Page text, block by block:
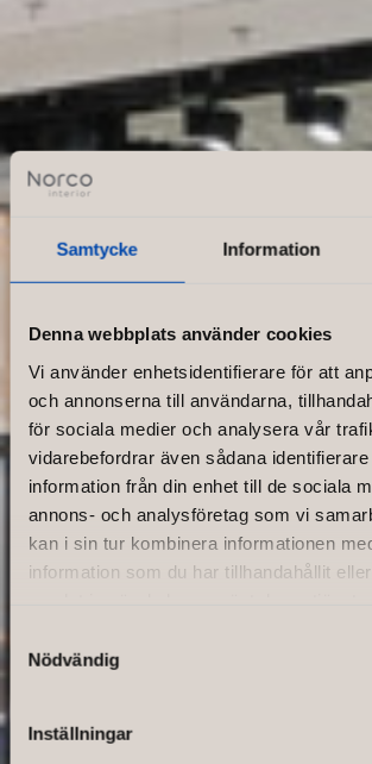
Samtycke Information
Denna webbplats använder cookies
Vi använder enhetsidentifierare för att
och annonserna till användarna,
för sociala medier och analysera vår
vidarebefordrar även sådana
information från din enhet till de sociala
annons- och analysföretag som vi
kan i sin tur kombinera informationen
information som du har tillhandahållit
Nödvändig
Inställningar